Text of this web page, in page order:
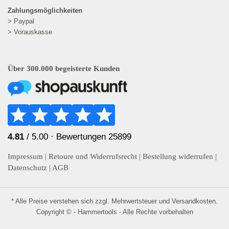
Zahlungsmöglichkeiten
> Paypal
> Vorauskasse
Über 300.000 begeisterte Kunden
4.81 / 5.00 · Bewertungen 25899
Impressum | Retoure und Widerrufsrecht | Bestellung widerrufen |
Datenschutz | AGB
* Alle Preise verstehen sich zzgl. Mehrwertsteuer und Versandkosten.
Copyright © - Hammertools - Alle Rechte vorbehalten